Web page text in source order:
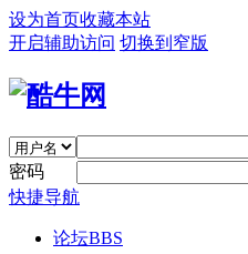
设为首页收藏本站
开启辅助访问 切换到窄版
密码
快捷导航
论坛BBS